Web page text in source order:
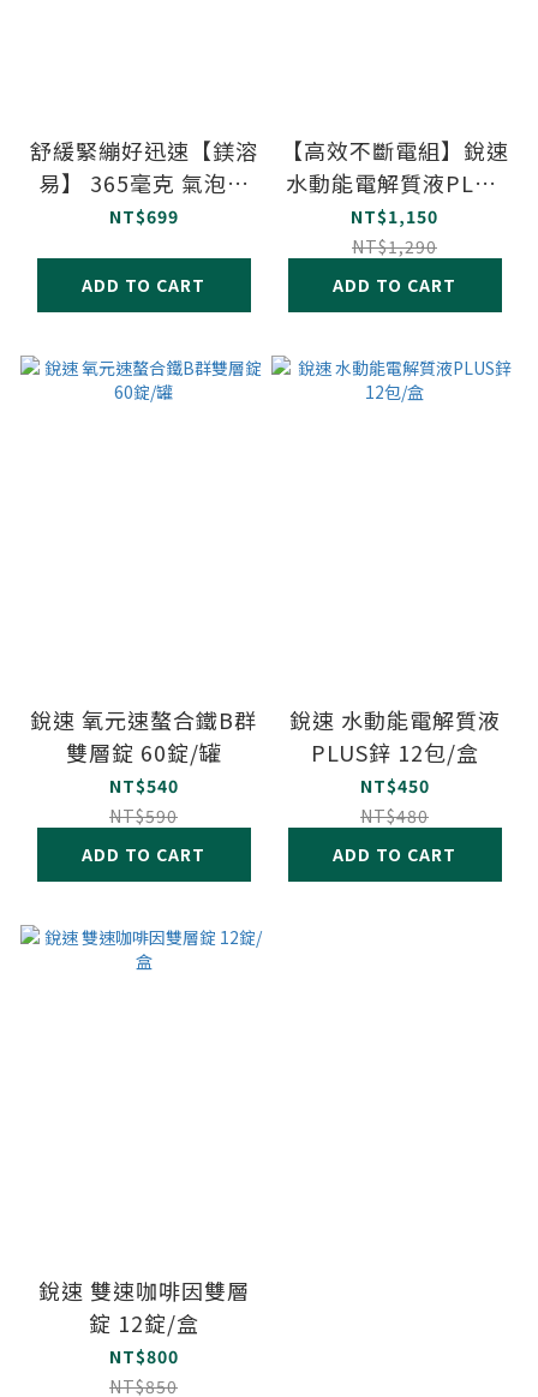
舒緩緊繃好迅速【鎂溶
易】 365毫克 氣泡飲
錠-20錠
NT$699
ADD TO CART
【高效不斷電組】銳速
水動能電解質液PLUS
鋅 + 雙速咖啡因雙層
錠
NT$1,150
NT$1,290
ADD TO CART
銳速 氧元速螯合鐵B群
雙層錠 60錠/罐
NT$540
NT$590
ADD TO CART
銳速 水動能電解質液
PLUS鋅 12包/盒
NT$450
NT$480
ADD TO CART
銳速 雙速咖啡因雙層
錠 12錠/盒
NT$800
NT$850